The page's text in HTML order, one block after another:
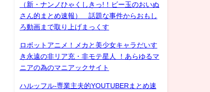
（新・ナンノひゃくしきっ!！ビー玉のおいぬ
さん的まとめ速報） 話題な事件からおもし
ろ動画まで取り上げまっくす
ロボットアニメ！メカと美少女キャラだいす
き永遠の非リア充・非モテ星人 ！あらゆるマ
ニアの為のマニアックサイト
ハルッフル-専業主夫的YOUTUBERまとめ速